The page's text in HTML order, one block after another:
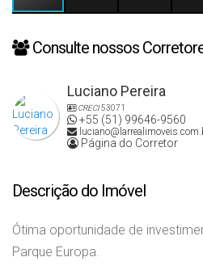
Consulte nossos
Luciano Pereira
CRECI53071
+55 (51) 99646-9560
Página do Corretor
Descrição do Imóvel
Ótima oportunidade de
Parque Europa.